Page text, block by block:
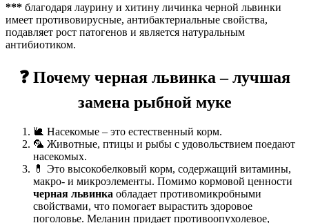
*** благодаря лаурину и хитину личинка черной львинки
имеет противовирусные, антибактериальные свойства,
подавляет рост патогенов и является натуральным
антибиотиком.
❓ Почему черная львинка – лучшая
замена рыбной муке
🐌 Насекомые – это естественный корм.
🦜 Животные, птицы и рыбы с удовольствием поедают
насекомых.
💊 Это высокобелковый корм, содержащий витамины,
макро- и микроэлементы. Помимо кормовой ценности
черная львинка обладает противомикробными
свойствами, что помогает вырастить здоровое
поголовье. Меланин придает противоопухолевое,